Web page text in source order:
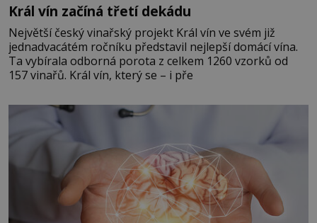
Král vín začíná třetí dekádu
Největší český vinařský projekt Král vín ve svém již
jednadvacátém ročníku představil nejlepší domácí vína.
Ta vybírala odborná porota z celkem 1260 vzorků od
157 vinařů. Král vín, který se – i pře